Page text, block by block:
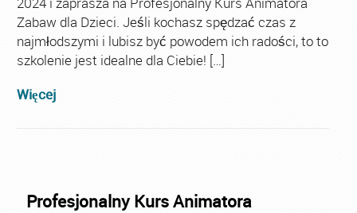
Zabaw dla Dzieci. Jeśli kochasz spędzać czas z
najmłodszymi i lubisz być powodem ich radości, to to
szkolenie jest idealne dla Ciebie! […]
Więcej
Profesjonalny Kurs Animatora